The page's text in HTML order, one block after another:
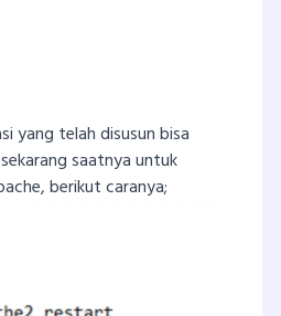
yang telah disusun bisa
saatnya untuk
berikut caranya;